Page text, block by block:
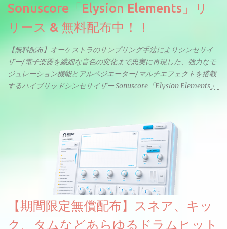
Sonuscore「Elysion Elements」リ
リース & 無料配布中！！
【無料配布】オーケストラのサンプリング手法によりシンセサイ
ザー/電子楽器を繊細な音色の変化まで忠実に再現した、強力なモ
ジュレーション機能とアルペジエーター/マルチエフェクトを搭載
するハイブリッドシンセサイザー Sonuscore「Elysion Elements」
えるようになっています。総容量も7GBを超えます。複数の設定に
より音色が作りこまれているため、あらかじめアルペジオがプロ
グラムされているプリセットも多いですが、アルペジオを切るこ
とももちろんできます。 ほとんどのシンセライブラリは、音を一
度サンプリングしてベロシティで音量を調整します。 しかし、
ELYSIONは違います。ビンテージシンセを含む様々な音源から、
複数のベロシティレイヤーにわたって録音し、各レイヤーを整形
することで、弱く演奏した場合と強く演奏した場合で、全く異な
る音色が得られます。単に音量を変えただけの同じ音ではありま
【期間限定無償配布】スネア、キッ
ク、タムなどあらゆるドラムヒット